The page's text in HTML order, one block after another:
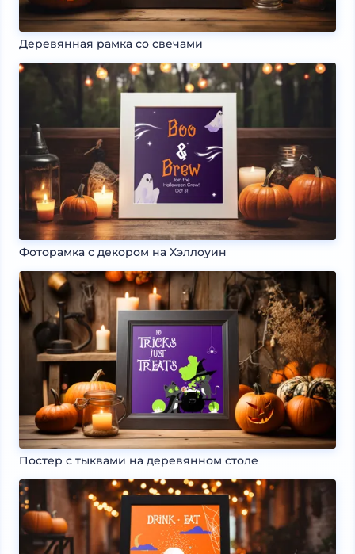
Деревянная рамка со свечами
Фоторамка с декором на Хэллоуин
Постер с тыквами на деревянном столе